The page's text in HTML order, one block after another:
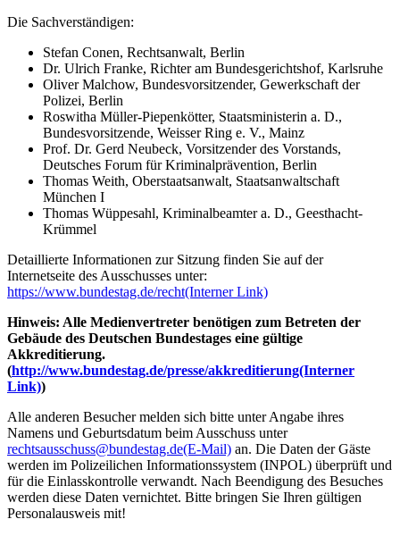
Die Sachverständigen:
Stefan Conen, Rechtsanwalt, Berlin
Dr. Ulrich Franke, Richter am Bundesgerichtshof, Karlsruhe
Oliver Malchow, Bundesvorsitzender, Gewerkschaft der
Polizei, Berlin
Roswitha Müller-Piepenkötter, Staatsministerin a. D.,
Bundesvorsitzende, Weisser Ring e. V., Mainz
Prof. Dr. Gerd Neubeck, Vorsitzender des Vorstands,
Deutsches Forum für Kriminalprävention, Berlin
Thomas Weith, Oberstaatsanwalt, Staatsanwaltschaft
München I
Thomas Wüppesahl, Kriminalbeamter a. D., Geesthacht-
Krümmel
Detaillierte Informationen zur Sitzung finden Sie auf der
Internetseite des Ausschusses unter:
https://www.bundestag.de/recht(Interner Link)
Hinweis: Alle Medienvertreter benötigen zum Betreten der
Gebäude des Deutschen Bundestages eine gültige
Akkreditierung.
(http://www.bundestag.de/presse/akkreditierung(Interner
Link))
Alle anderen Besucher melden sich bitte unter Angabe ihres
Namens und Geburtsdatum beim Ausschuss unter
rechtsausschuss@bundestag.de(E-Mail) an. Die Daten der Gäste
werden im Polizeilichen Informationssystem (INPOL) überprüft und
für die Einlasskontrolle verwandt. Nach Beendigung des Besuches
werden diese Daten vernichtet. Bitte bringen Sie Ihren gültigen
Personalausweis mit!